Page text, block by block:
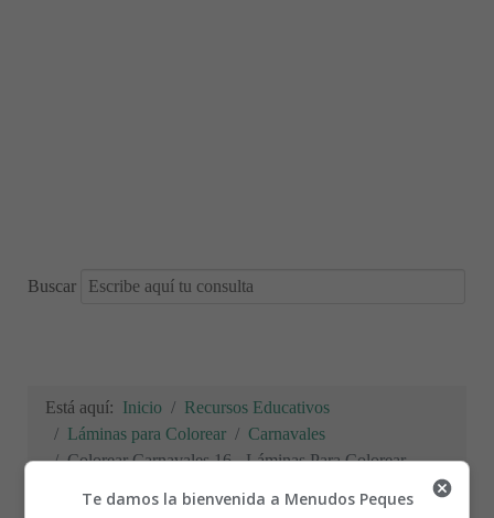
Buscar
Está aquí: Inicio
Recursos Educativos
Láminas para Colorear
Carnavales
Colorear Carnavales 16 - Láminas Para Colorear
Te damos la bienvenida a Menudos Peques